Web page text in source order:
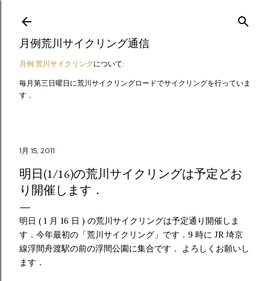
スキップしてメイン コンテンツに移動
月例荒川サイクリング通信
月例 荒川サイクリングについて:
毎月第三日曜日に荒川サイクリングロードでサイクリングを行っていま
す．
1月 15, 2011
明日(1/16)の荒川サイクリングは予定どお
り開催します．
明日 ( 1 月 16 日 ) の荒川サイクリングは予定通り開催しま
す．今年最初の「荒川サイクリング」です．9 時に JR 埼京
線浮間舟渡駅の前の浮間公園に集合です． よろしくお願いし
ます．